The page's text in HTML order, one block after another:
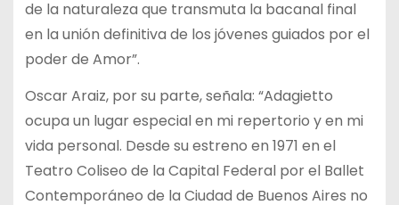
de la naturaleza que transmuta la bacanal final
en la unión definitiva de los jóvenes guiados por el
poder de Amor”.
Oscar Araiz, por su parte, señala: “Adagietto
ocupa un lugar especial en mi repertorio y en mi
vida personal. Desde su estreno en 1971 en el
Teatro Coliseo de la Capital Federal por el Ballet
Contemporáneo de la Ciudad de Buenos Aires no